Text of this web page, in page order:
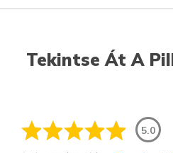
Tekintse Át A
5.0